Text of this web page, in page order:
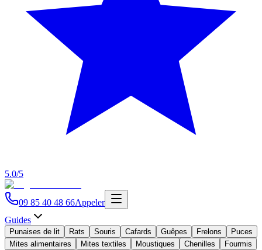
5.0/5
09 85 40 48 66Appeler
Guides
Punaises de lit Rats Souris Cafards Guêpes Frelons
Puces
Mites alimentaires
Mites textiles Moustiques Chenilles
Fourmis